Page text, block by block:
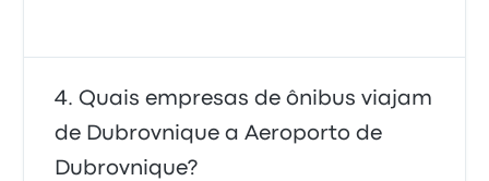
Quais empresas de ônibus viajam
de Dubrovnique a Aeroporto de
Dubrovnique?